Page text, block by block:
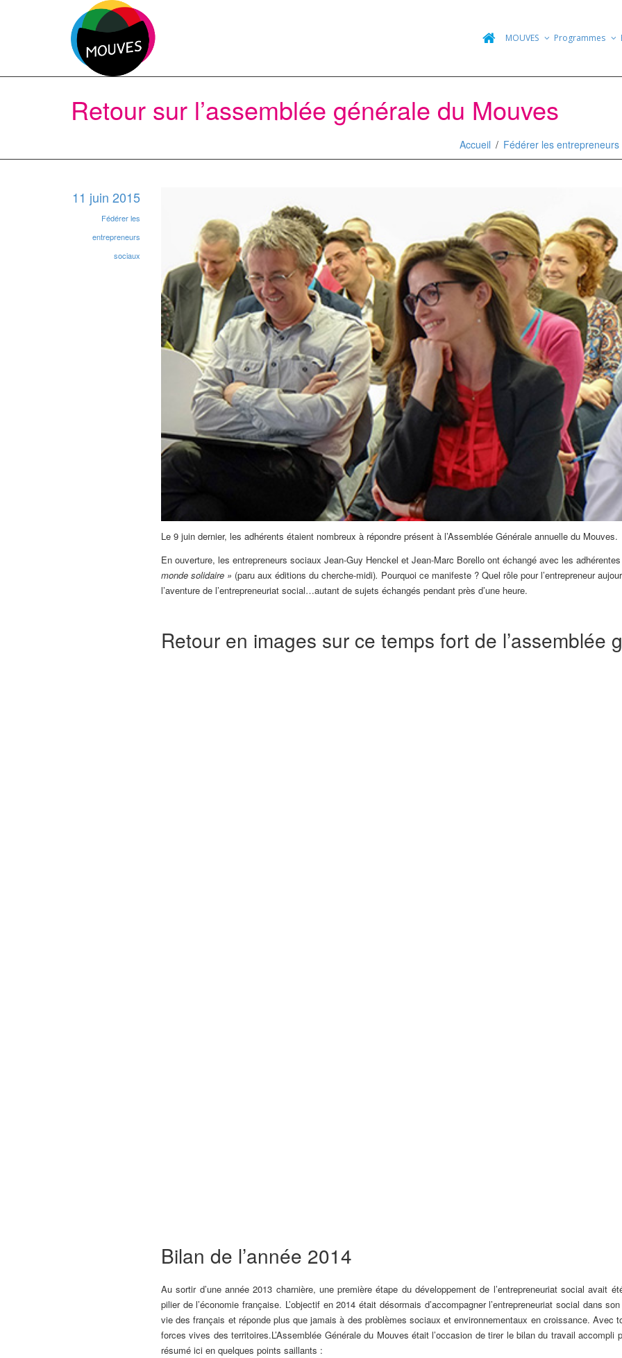
MOUVES Programmes
Retour sur l’assemblée générale du Mouves
Accueil Fédérer les entrepreneurs
11 juin 2015
Fédérer les
entrepreneurs
sociaux
Le 9 juin dernier, les adhérents étaient nombreux à répondre présent à l’Assemblée Générale annuelle du Mouves.
En ouverture, les entrepreneurs sociaux Jean-Guy Henckel et Jean-Marc Borello ont échangé avec les
monde solidaire » (paru aux éditions du cherche-midi). Pourquoi ce manifeste ? Quel rôle pour l’entrepreneur
l’aventure de l’entrepreneuriat social…autant de sujets échangés pendant près d’une heure.
Retour en images sur ce temps fort de l’assemblée
Bilan de l’année 2014
Au sortir d’une année 2013 charnière, une première étape du développement de l’entrepreneuriat social avait
pilier de l’économie française. L’objectif en 2014 était désormais d’accompagner l’entrepreneuriat social dans
vie des français et réponde plus que jamais à des problèmes sociaux et environnementaux en croissance. Avec
forces vives des territoires.L’Assemblée Générale du Mouves était l’occasion de tirer le bilan du travail
résumé ici en quelques points saillants :